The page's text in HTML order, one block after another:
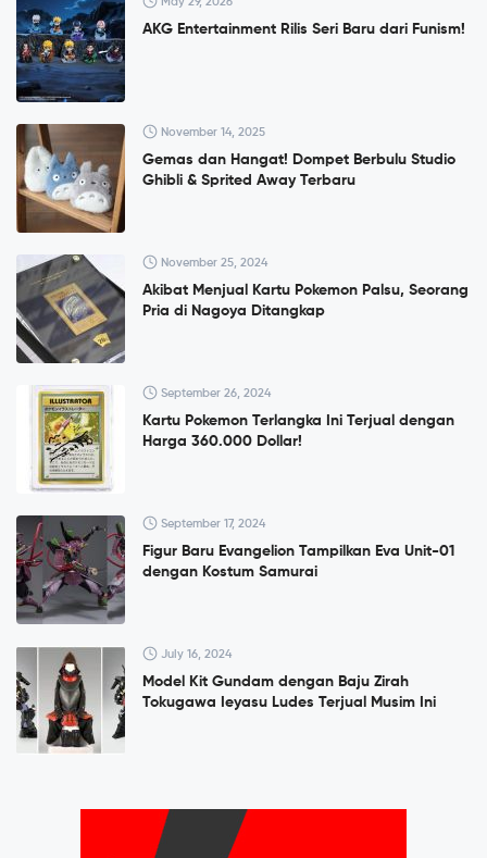
AKG Entertainment Rilis Seri Baru dari Funism!
November 14, 2025
Gemas dan Hangat! Dompet Berbulu Studio
Ghibli & Sprited Away Terbaru
November 25, 2024
Akibat Menjual Kartu Pokemon Palsu, Seorang
Pria di Nagoya Ditangkap
September 26, 2024
Kartu Pokemon Terlangka Ini Terjual dengan
Harga 360.000 Dollar!
September 17, 2024
Figur Baru Evangelion Tampilkan Eva Unit-01
dengan Kostum Samurai
July 16, 2024
Model Kit Gundam dengan Baju Zirah
Tokugawa Ieyasu Ludes Terjual Musim Ini